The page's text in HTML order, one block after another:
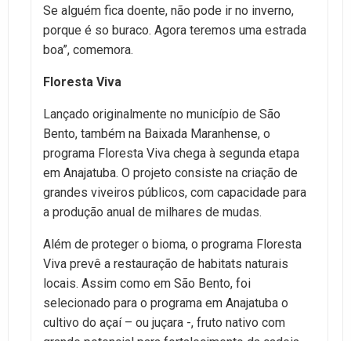
Se alguém fica doente, não pode ir no inverno,
porque é so buraco. Agora teremos uma estrada
boa”, comemora.
Floresta Viva
Lançado originalmente no município de São
Bento, também na Baixada Maranhense, o
programa Floresta Viva chega à segunda etapa
em Anajatuba. O projeto consiste na criação de
grandes viveiros públicos, com capacidade para
a produção anual de milhares de mudas.
Além de proteger o bioma, o programa Floresta
Viva prevê a restauração de habitats naturais
locais. Assim como em São Bento, foi
selecionado para o programa em Anajatuba o
cultivo do açaí – ou juçara -, fruto nativo com